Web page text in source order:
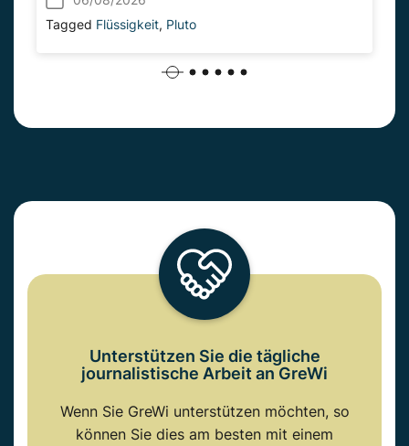
Tagged Flüssigkeit, Pluto
Unterstützen Sie die tägliche
journalistische Arbeit an GreWi
Wenn Sie GreWi unterstützen möchten, so
können Sie dies am besten mit einem